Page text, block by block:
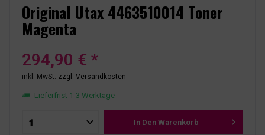
Original Utax 4463510014 Toner
Magenta
294,90 € *
inkl. MwSt. zzgl. Versandkosten
Lieferfrist 1-3 Werktage
In Den Warenkorb